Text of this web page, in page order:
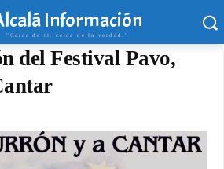
Información
"Cerca de ti, cerca de la verdad."
del Festival Pavo,